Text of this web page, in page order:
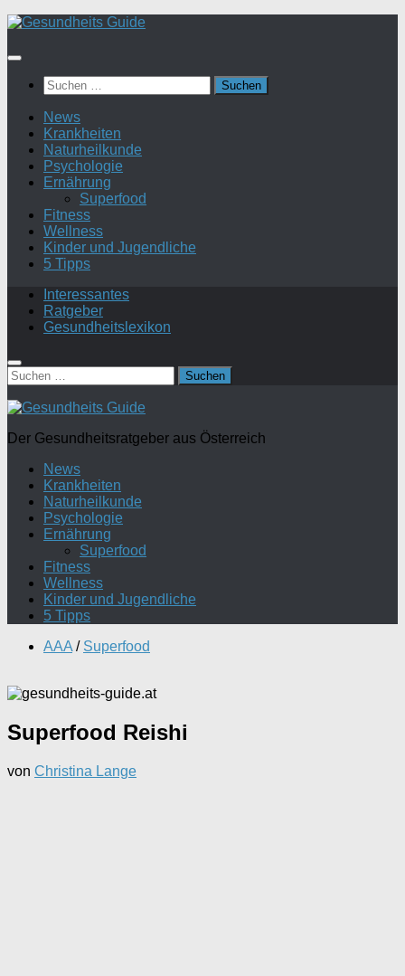
Suchen
nach:
News
Krankheiten
Naturheilkunde
Psychologie
Ernährung
Superfood
Fitness
Wellness
Kinder und Jugendliche
5 Tipps
Interessantes
Ratgeber
Gesundheitslexikon
Suchen
nach:
Der Gesundheitsratgeber aus Österreich
News
Krankheiten
Naturheilkunde
Psychologie
Ernährung
Superfood
Fitness
Wellness
Kinder und Jugendliche
5 Tipps
AAA / Superfood
Superfood Reishi
von Christina Lange